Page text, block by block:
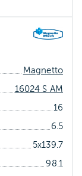
Magnetto
16024 S AM
16
6.5
5x139.7
98.1